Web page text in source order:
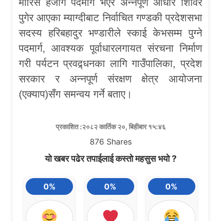
मौरिस हर्जोग पदमार्ग भएर अन्नपूर्ण आधार शिविर
पुगेर आएका म्याग्दीबाट निर्वाचित गण्डकी प्रदेशसभा
सदस्य हरिबहादुर भण्डारीले स्काई केभसम्म पुग्ने
पदमार्ग, आवश्यक पूर्वाधारलगायत संरचना निर्माण
गरी पर्यटन प्रवद्र्धनका लागि गाउँपालिका, प्रदेश
सरकार र अन्नपूर्ण संरक्षण क्षेत्र आयोजना
(एक्याप)सँग समन्वय गर्ने बताए।
प्रकाशित :२०८२ कार्तिक २०, बिहीबार १५:४६
876 Shares
यो खबर पढेर तपाईलाई कस्तो महसुस भयो ?
0% 0% 0%